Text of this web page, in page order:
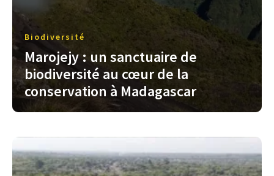
Biodiversité
Marojejy : un sanctuaire de
biodiversité au cœur de la
conservation à Madagascar